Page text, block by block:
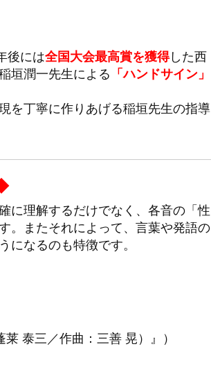
後には全国大会最高賞を獲得した西
垣潤一先生による 「ハンドサイン」
を丁寧に作りあげる稲垣先生の指導
に理解するだけでなく、各音の「性
。またそれによって、言葉や発語の
になるのも特徴です。
泰三／作曲：三善 晃）』）